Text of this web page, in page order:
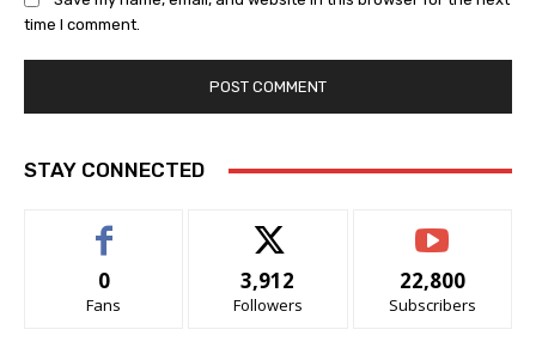
time I comment.
STAY CONNECTED
0
Fans
3,912
Followers
22,800
Subscribers